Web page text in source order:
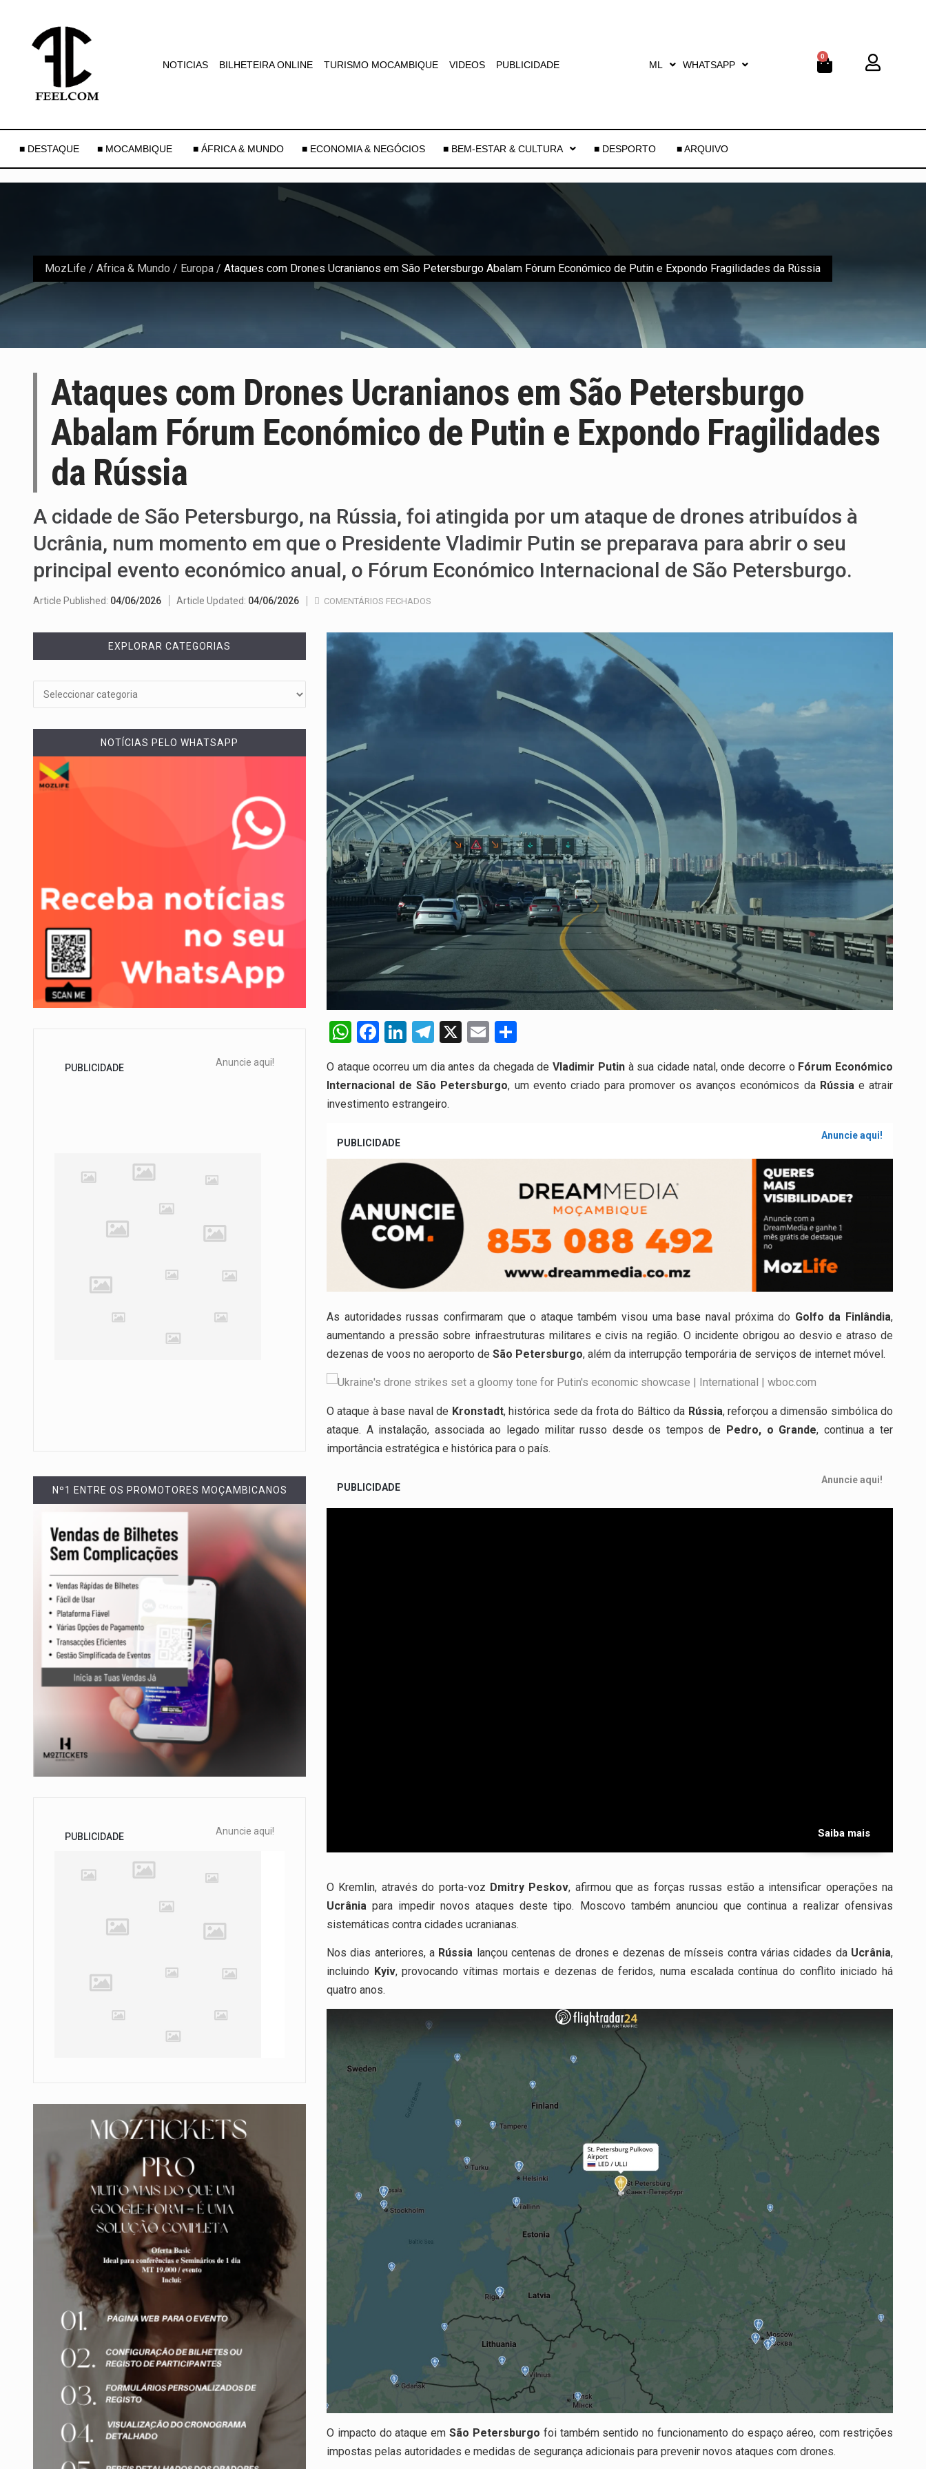
NOTICIAS BILHETEIRA ONLINE TURISMO MOCAMBIQUE VIDEOS PUBLICIDADE ML WHATSAPP
0
■ DESTAQUE ■ MOCAMBIQUE ■ ÁFRICA & MUNDO ■ ECONOMIA & NEGÓCIOS ■ BEM-ESTAR & CULTURA ■ DESPORTO ■ ARQUIVO
MozLife / Africa & Mundo / Europa / Ataques com Drones Ucranianos em São Petersburgo Abalam Fórum Económico de Putin e Expondo Fragilidades da Rússia
Ataques com Drones Ucranianos em São Petersburgo
Abalam Fórum Económico de Putin e Expondo Fragilidades
da Rússia
A cidade de São Petersburgo, na Rússia, foi atingida por um ataque de drones atribuídos à
Ucrânia, num momento em que o Presidente Vladimir Putin se preparava para abrir o seu
principal evento económico anual, o Fórum Económico Internacional de São Petersburgo.
Article Published: 04/06/2026 Article Updated: 04/06/2026 COMENTÁRIOS FECHADOS
W
at
s
p
p
F
ce
b
o
k
Li
ke
dI
T
e
gr
X
E
ail ar
e
O ataque ocorreu um dia antes da chegada deVladimir Putinà sua cidade natal, onde decorre o Fórum Económico
Internacional de São Petersburgo, um evento criado para promover os avanços económicos da Rússia e atrair
investimento estrangeiro.
PUBLICIDADE
Anuncie aqui!
As autoridades russas confirmaram que o ataque também visou uma base naval próxima do Golfo da Finlândia,
aumentando a pressão sobre infraestruturas militares e civis na região. O incidente obrigou ao desvio e atraso de
dezenas de voos no aeroporto de São Petersburgo, além da interrupção temporária de serviços de internet móvel.
O ataque à base naval de Kronstadt, histórica sede da frota do Báltico da Rússia, reforçou a dimensão simbólica do
ataque. A instalação, associada ao legado militar russo desde os tempos de Pedro, o Grande, continua a ter
importância estratégica e histórica para o país.
PUBLICIDADE
Anuncie aqui!
Saiba mais
O Kremlin, através do porta-voz Dmitry Peskov, afirmou que as forças russas estão a intensificar operações na
Ucrânia para impedir novos ataques deste tipo. Moscovo também anunciou que continua a realizar ofensivas
sistemáticas contra cidades ucranianas.
Nos dias anteriores, a Rússia lançou centenas de drones e dezenas de mísseis contra várias cidades da Ucrânia,
incluindo Kyiv, provocando vítimas mortais e dezenas de feridos, numa escalada contínua do conflito iniciado há
quatro anos.
O impacto do ataque emSão Petersburgo foi também sentido no funcionamento do espaço aéreo, com restrições
impostas pelas autoridades e medidas de segurança adicionais para prevenir novos ataques com drones.
EXPLORAR CATEGORIAS
NOTÍCIAS PELO WHATSAPP
PUBLICIDADE Anuncie aqui!
Nº1 ENTRE OS PROMOTORES MOÇAMBICANOS
PUBLICIDADE Anuncie aqui!